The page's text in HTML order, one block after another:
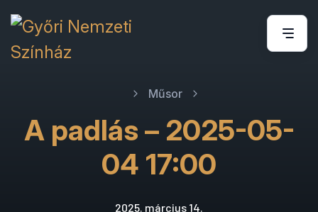
Műsor
A padlás – 2025-05-
04 17:00
2025. március 14.